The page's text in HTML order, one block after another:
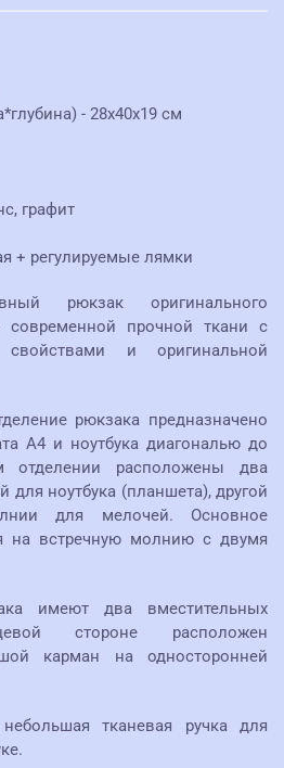
- 28х40х19 см
графит
+ регулируемые лямки
рюкзак оригинального
прочной ткани с
свойствами и оригинальной
рюкзака предназначено
А4 и ноутбука диагональю до
расположены два
для ноутбука (планшета), другой
для мелочей. Основное
на встречную молнию с двумя
имеют два вместительных
стороне расположен
карман на односторонней
тканевая ручка для